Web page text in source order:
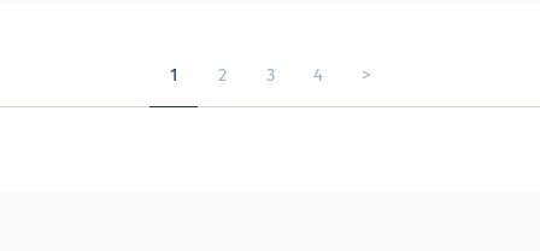
1 2 3 4 >